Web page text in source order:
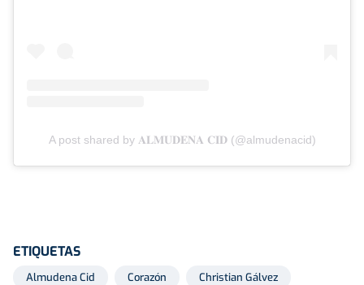
A post shared by 𝐀𝐋𝐌𝐔𝐃𝐄𝐍𝐀 𝐂𝐈𝐃 (@almudenacid)
ETIQUETAS
Almudena Cid Corazón Christian Gálvez